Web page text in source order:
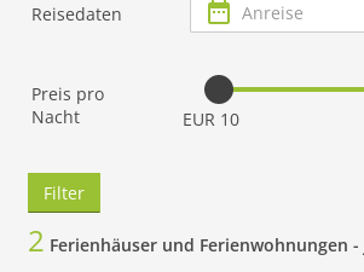
Reisedaten Anreise
Preis pro
Nacht
EUR 10
Filter
2 Ferienhäuser und Ferienwohnungen -